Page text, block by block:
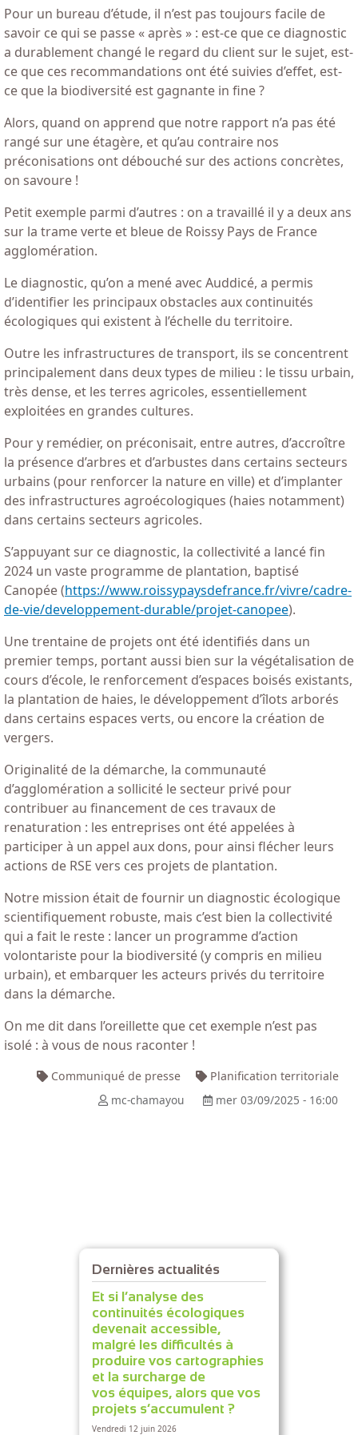
Pour un bureau d’étude, il n’est pas toujours facile de
savoir ce qui se passe « après » : est-ce que ce diagnostic
a durablement changé le regard du client sur le sujet, est-
ce que ces recommandations ont été suivies d’effet, est-
ce que la biodiversité est gagnante in fine ?
Alors, quand on apprend que notre rapport n’a pas été
rangé sur une étagère, et qu’au contraire nos
préconisations ont débouché sur des actions concrètes,
on savoure !
Petit exemple parmi d’autres : on a travaillé il y a deux ans
sur la trame verte et bleue de Roissy Pays de France
agglomération.
Le diagnostic, qu’on a mené avec Auddicé, a permis
d’identifier les principaux obstacles aux continuités
écologiques qui existent à l’échelle du territoire.
Outre les infrastructures de transport, ils se concentrent
principalement dans deux types de milieu : le tissu urbain,
très dense, et les terres agricoles, essentiellement
exploitées en grandes cultures.
Pour y remédier, on préconisait, entre autres, d’accroître
la présence d’arbres et d’arbustes dans certains secteurs
urbains (pour renforcer la nature en ville) et d’implanter
des infrastructures agroécologiques (haies notamment)
dans certains secteurs agricoles.
S’appuyant sur ce diagnostic, la collectivité a lancé fin
2024 un vaste programme de plantation, baptisé
Canopée (https://www.roissypaysdefrance.fr/vivre/cadre-
de-vie/developpement-durable/projet-canopee).
Une trentaine de projets ont été identifiés dans un
premier temps, portant aussi bien sur la végétalisation de
cours d’école, le renforcement d’espaces boisés existants,
la plantation de haies, le développement d’îlots arborés
dans certains espaces verts, ou encore la création de
vergers.
Originalité de la démarche, la communauté
d’agglomération a sollicité le secteur privé pour
contribuer au financement de ces travaux de
renaturation : les entreprises ont été appelées à
participer à un appel aux dons, pour ainsi flécher leurs
actions de RSE vers ces projets de plantation.
Notre mission était de fournir un diagnostic écologique
scientifiquement robuste, mais c’est bien la collectivité
qui a fait le reste : lancer un programme d’action
volontariste pour la biodiversité (y compris en milieu
urbain), et embarquer les acteurs privés du territoire
dans la démarche.
On me dit dans l’oreillette que cet exemple n’est pas
isolé : à vous de nous raconter !
Communiqué de presse
Planification territoriale
mc-chamayou
mer 03/09/2025 - 16:00
Dernières actualités
Et si l’analyse des
continuités écologiques
devenait accessible,
malgré les difficultés à
produire vos cartographies
et la surcharge de
vos équipes, alors que vos
projets s’accumulent ?
Vendredi 12 juin 2026